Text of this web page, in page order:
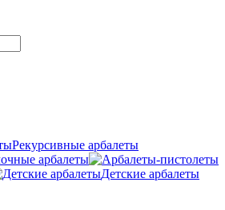
Рекурсивные арбалеты
арбалеты
Детские арбалеты